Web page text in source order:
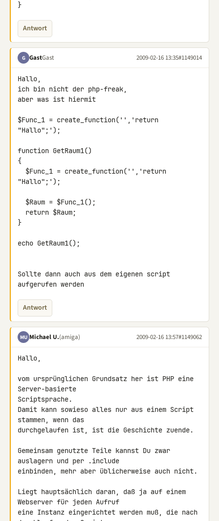
}
Antwort
G GastGast 2009-02-16 13:35#1149014
Hallo,
ich bin nicht der php-freak,
aber was ist hiermit
$Func_1 = create_function('','return
"Hallo";');
function GetRaum1()
{
"Hallo";');
}
echo GetRaum1();
Sollte dann auch aus dem eigenen script
aufgerufen werden
Antwort
MU Michael U.(amiga) 2009-02-16 13:57#1149062
Hallo,
vom ursprünglichen Grundsatz her ist PHP eine
Server-basierte
Scriptsprache.
Damit kann sowieso alles nur aus einem Script
stammen, wenn das
durchgelaufen ist, ist die Geschichte zuende.
Gemeinsam genutzte Teile kannst Du zwar
auslagern und per .include
einbinden, mehr aber üblicherweise auch nicht.
Liegt hauptsächlich daran, daß ja auf einem
Webserver für jeden Aufruf
eine Instanz eingerichtet werden muß, die nach